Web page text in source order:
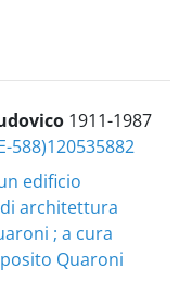
1911-1987
588)120535882
edificio
architettura
; a cura
Quaroni